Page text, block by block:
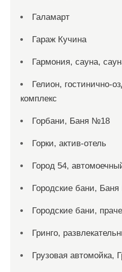
Галамарт
Гараж Кучина
Гармония, сауна,
Гелион, гостинично-
комплекс
Горбани, Баня №18
Горки, актив-отель
Город 54,
Городские бани,
Городские бани,
Гринго,
Грузовая автомойка,